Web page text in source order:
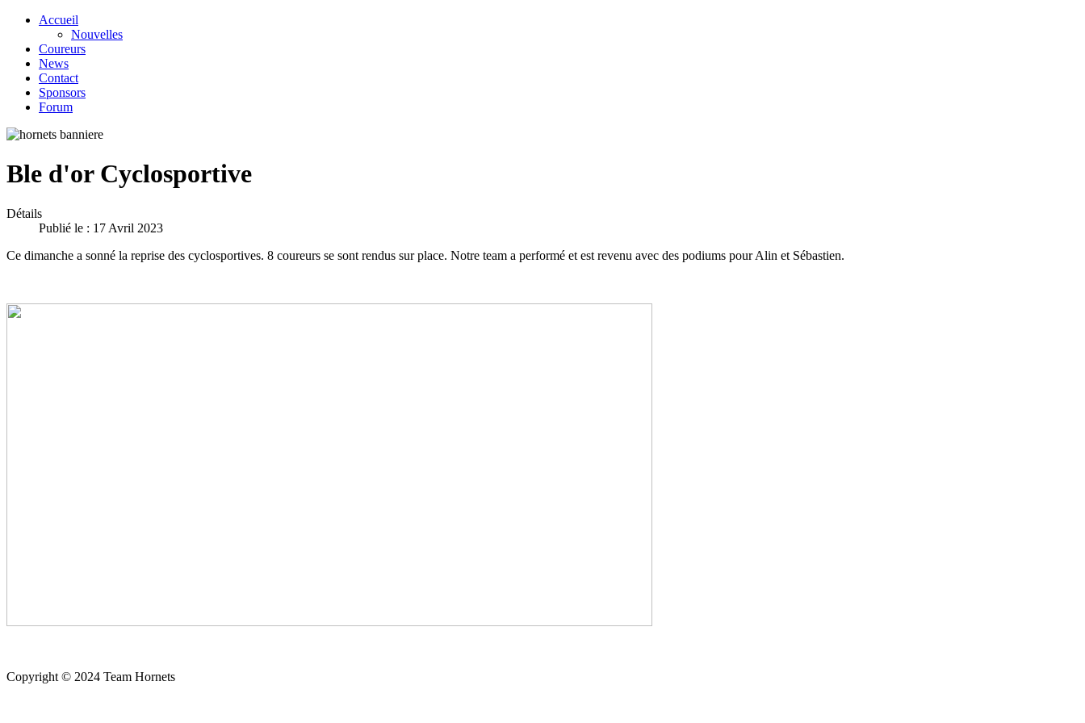
Accueil
Nouvelles
Coureurs
News
Contact
Sponsors
Forum
Ble d'or Cyclosportive
Détails
Publié le : 17 Avril 2023
Ce dimanche a sonné la reprise des cyclosportives. 8 coureurs se sont rendus sur place. Notre team a performé et est revenu avec des podiums pour Alin et Sébastien.
Copyright © 2024 Team Hornets